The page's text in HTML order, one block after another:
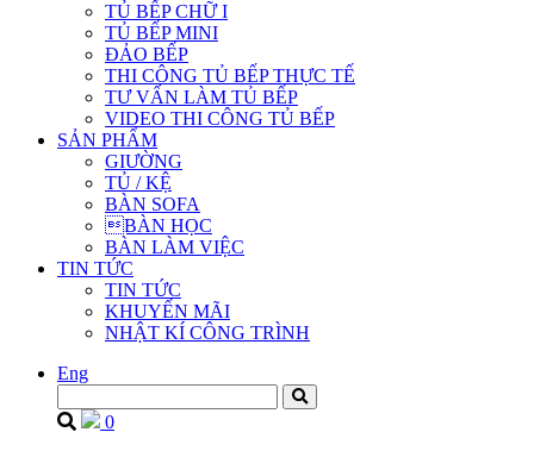
TỦ BẾP CHỮ I
TỦ BẾP MINI
ĐẢO BẾP
THI CÔNG TỦ BẾP THỰC TẾ
TƯ VẤN LÀM TỦ BẾP
VIDEO THI CÔNG TỦ BẾP
SẢN PHẨM
GIƯỜNG
TỦ / KỆ
BÀN SOFA
BÀN HỌC
BÀN LÀM VIỆC
TIN TỨC
TIN TỨC
KHUYẾN MÃI
NHẬT KÍ CÔNG TRÌNH
Eng
0